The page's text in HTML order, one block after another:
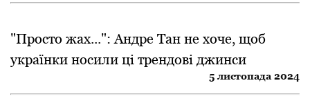
"Просто жах...": Андре Тан не хоче, щоб
українки носили ці трендові джинси
5 листопада 2024